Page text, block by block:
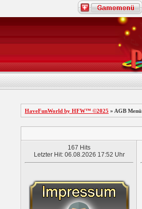
HaveFunWorld by HFW™ ©2025 » AGB Menü
167 Hits
Letzter Hit: 06.08.2026 17:52 Uhr